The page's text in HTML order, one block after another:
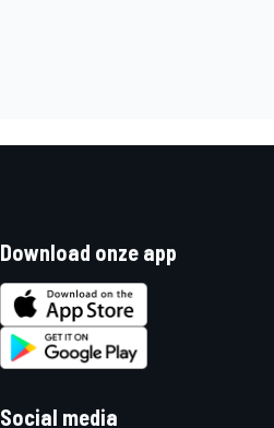
Download onze app
Social media